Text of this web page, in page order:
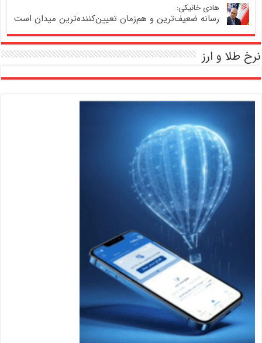
هادی خانیکی:
رسانه ضعیف‌ترین و هم‌زمان تعیین‌کننده‌ترین میدان است
نرخ طلا و ارز